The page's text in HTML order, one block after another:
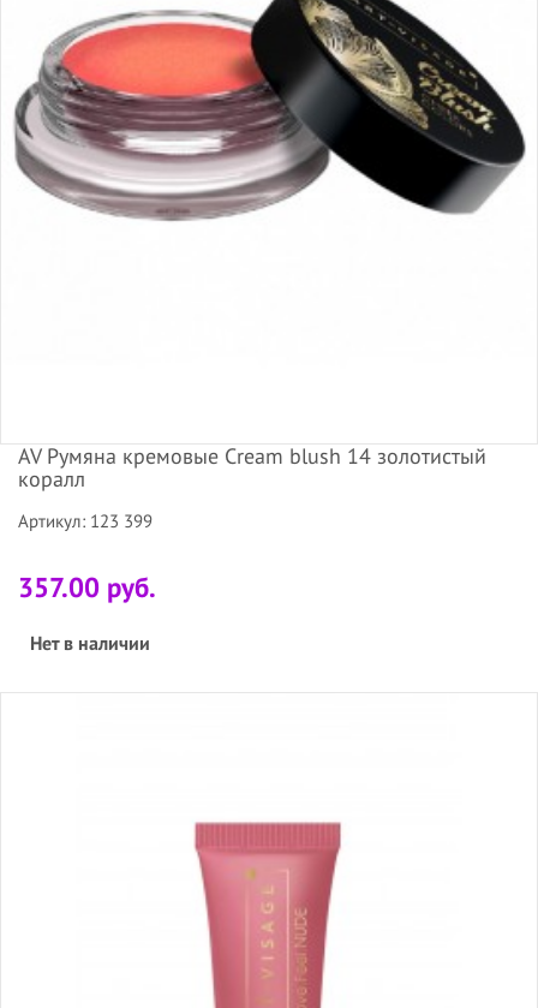
AV Румяна кремовые Cream blush 14 золотистый
коралл
Артикул: 123 399
357.00 руб.
Нет в наличии